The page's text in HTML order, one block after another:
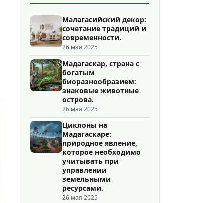
Малагасийский декор:
сочетание традиций и
современности.
26 мая 2025
Мадагаскар, страна с
богатым
биоразнообразием:
знаковые животные
острова.
26 мая 2025
Циклоны на
Мадагаскаре:
природное явление,
которое необходимо
учитывать при
управлении
земельными
ресурсами.
26 мая 2025